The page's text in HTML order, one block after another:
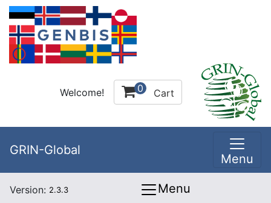
Welcome! 0 Cart
GRIN-Global
Menu
Version: 2.3.3 Menu